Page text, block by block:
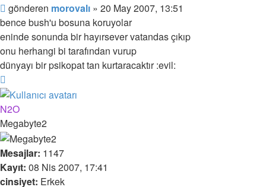
Mesaj
gönderen morovalı » 20 May 2007, 13:51
bence bush'u bosuna koruyolar
eninde sonunda bir hayırsever vatandas çıkıp
onu herhangi bi tarafından vurup
dünyayı bir psikopat tan kurtaracaktır :evil:
dön
N2O
Megabyte2
Mesajlar: 1147
Kayıt: 08 Nis 2007, 17:41
cinsiyet: Erkek